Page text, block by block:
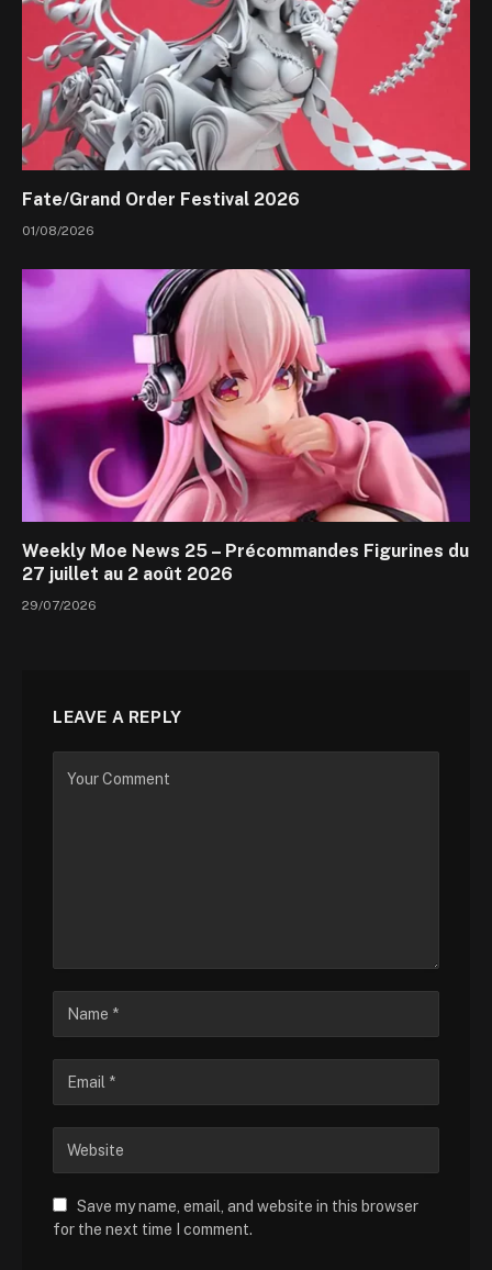
Fate/Grand Order Festival 2026
01/08/2026
Weekly Moe News 25 – Précommandes Figurines du
27 juillet au 2 août 2026
29/07/2026
LEAVE A REPLY
Save my name, email, and website in this browser
for the next time I comment.